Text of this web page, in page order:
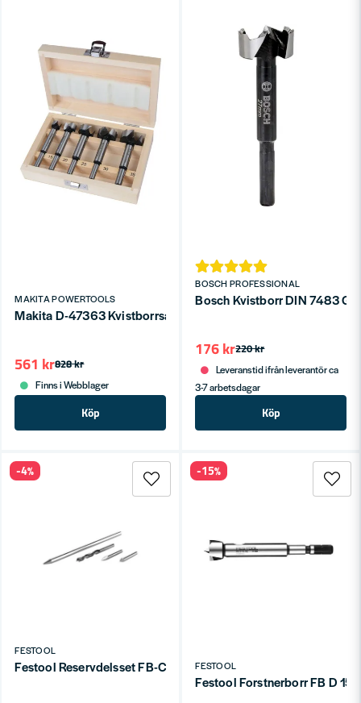
Måttligt varvtal.
Komplettera medpluggborr.
Därför handlar du hos oss
Brett utbud.
Stor produktkunskap.
Vi använder produkterna själva.
Snabb leverans.
Se helaHåltagning Kontakta oss
MAKITA POWERTOOLS
Makita D-47363 Kvistborrsats 5-delar 15-35mm
828 kr
561 kr
Finns i Webblager
Köp
BOSCH PROFESSIONAL
Bosch Kvistborr DIN 7483 G
220 kr
176 kr
Leveranstid ifrån leverantör ca
3-7 arbetsdagar
Köp
FESTOOL
Festool Reservdelsset FB-CE/ET-Set
-4%
FESTOOL
Festool Forstnerborr FB D
-15%